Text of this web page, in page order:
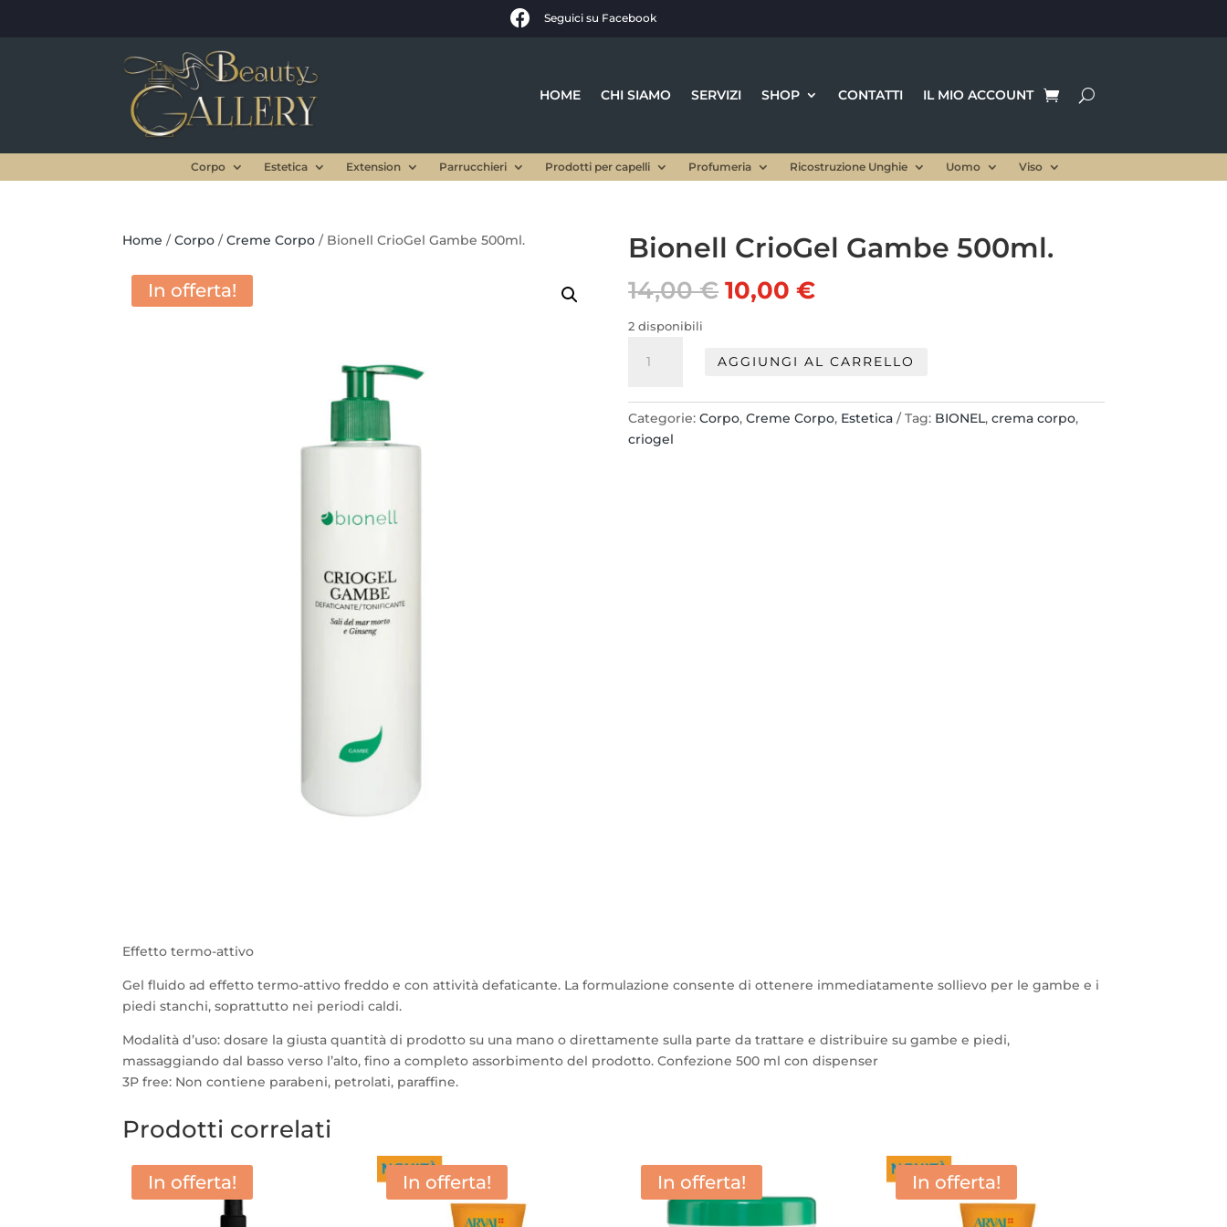
 Seguici su Facebook
HOME CHI SIAMO SERVIZI SHOP CONTATTI IL MIO ACCOUNT
Corpo Estetica Extension Parrucchieri Prodotti per capelli Profumeria Ricostruzione Unghie Uomo Viso
Home /Corpo /Creme Corpo / Bionell CrioGel Gambe 500ml.
In offerta!
Bionell CrioGel Gambe 500ml.
14,00€ Il
prezzo
era:
14,00 €.
10,00€Il
è:
10,00 €.
2 disponibili
CrioGel
quantità
AGGIUNGI AL CARRELLO
Categorie:Corpo,Creme Corpo, Estetica Tag: BIONEL,crema corpo,
criogel
Effetto termo-attivo
Gel fluido ad effetto termo-attivo freddo e con attività defaticante. La formulazione consente di ottenere immediatamente sollievo per le gambe e i
piedi stanchi, soprattutto nei periodi caldi.
Modalità d’uso: dosare la giusta quantità di prodotto su una mano o direttamente sulla parte da trattare e distribuire su gambe e piedi,
massaggiando dal basso verso l’alto, fino a completo assorbimento del prodotto. Confezione 500 ml con dispenser
3P free: Non contiene parabeni, petrolati, paraffine.
Prodotti correlati
In offerta! In offerta! In offerta! In offerta!